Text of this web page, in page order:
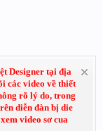
Designer tại địa
các video về thiết
rõ lý do, trong
diễn đàn bị die
video sơ cua